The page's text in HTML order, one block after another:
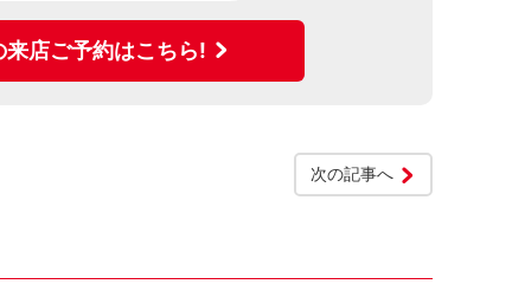
来店ご予約はこちら!
次の記事へ